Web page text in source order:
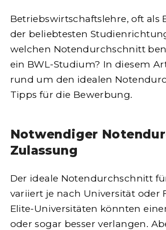
Betriebswirtschaftslehre, oft als
der beliebtesten
welchen Notendurchschnitt
ein BWL-Studium? In diesem
rund um den idealen
Tipps für die Bewerbung.
Notwendiger
Zulassung
Der ideale Notendurchschnitt
variiert je nach Universität oder
Elite-Universitäten könnten
oder sogar besser verlangen.